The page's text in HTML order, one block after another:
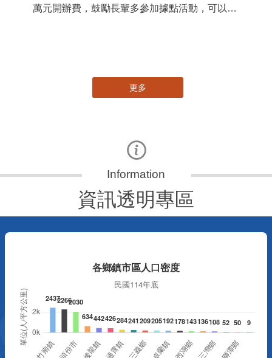
萬元開辦費，鼓勵長輩多參加據點活動，可以更
更多
資訊透明專區